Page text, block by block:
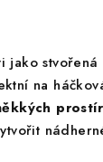
jako
na